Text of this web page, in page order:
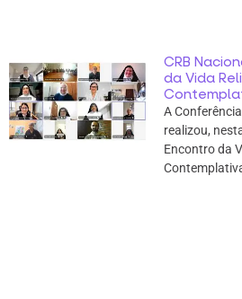
CRB
da Vida
A
realizou,
Encontro da